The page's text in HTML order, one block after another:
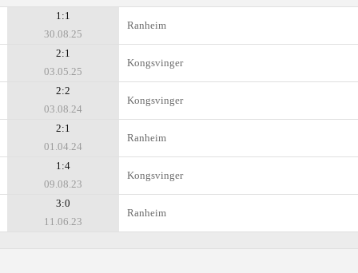
1:1
30.08.25
Ranheim
2:1
03.05.25
Kongsvinger
2:2
03.08.24
Kongsvinger
2:1
01.04.24
Ranheim
1:4
09.08.23
Kongsvinger
3:0
11.06.23
Ranheim